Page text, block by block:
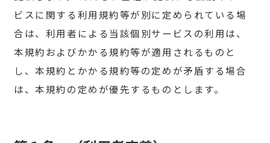
ビスに関する利用規約等が別に定められている場
合は、利用者による当該個別サービスの利用は、
本規約およびかかる規約等が適用されるものと
し、本規約とかかる規約等の定めが矛盾する場合
は、本規約の定めが優先するものとします。